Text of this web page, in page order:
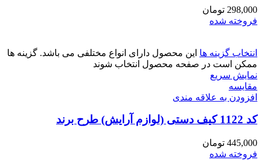
298,000 تومان
فروخته شده
انتخاب گزینه ها این محصول دارای انواع مختلفی می باشد. گزینه ها
ممکن است در صفحه محصول انتخاب شوند
نمایش سریع
مقايسه
افزودن به علاقه مندی
کد 1122 کیف دستی (لوازم آرایش) طرح برند
445,000 تومان
فروخته شده